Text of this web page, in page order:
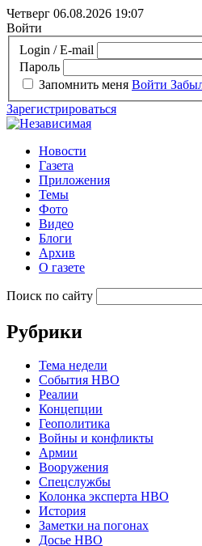
Четверг 06.08.2026 19:07
Войти
Login / E-mail
Пароль
Запомнить меня Войти
Зарегистрироваться
Новости
Газета
Приложения
Темы
Фото
Видео
Блоги
Архив
О газете
Поиск по сайту
Рубрики
Тема недели
События НВО
Реалии
Концепции
Геополитика
Войны и конфликты
Армии
Вооружения
Спецслужбы
Колонка эксперта НВО
История
Заметки на погонах
Досье НВО